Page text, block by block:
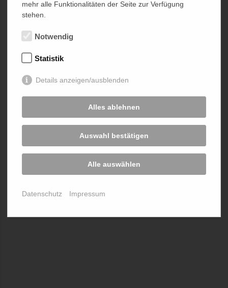
mehr alle Funktionalitäten der Seite zur Verfügung
stehen.
Notwendig
Statistik
Details anzeigen/ausblenden
Alles ablehnen
Auswahl bestätigen
Alle auswählen
Datenschutz Impressum
Ich bestätige, dass ich zu diesem Personenkreis gehöre.
Ich gehöre diesem Kreis nicht an.